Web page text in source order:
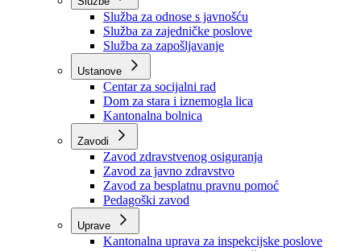
Organizacije
Službe
Služba za odnose s javnošću
Služba za zajedničke poslove
Služba za zapošljavanje
Ustanove
Centar za socijalni rad
Dom za stara i iznemogla lica
Kantonalna bolnica
Zavodi
Zavod zdravstvenog osiguranja
Zavod za javno zdravstvo
Zavod za besplatnu pravnu pomoć
Pedagoški zavod